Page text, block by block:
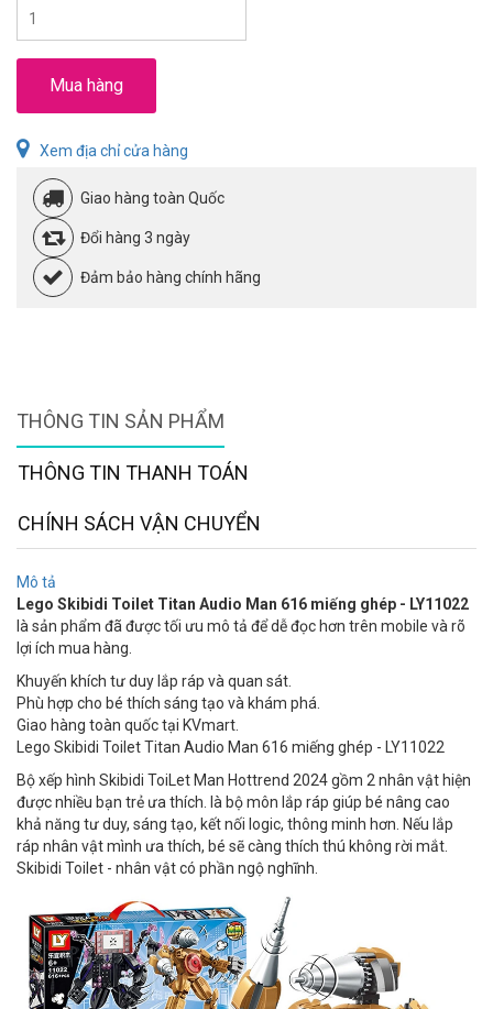
Mua hàng
Xem địa chỉ cửa hàng
Giao hàng toàn Quốc
Đổi hàng 3 ngày
Đảm bảo hàng chính hãng
THÔNG TIN SẢN PHẨM
THÔNG TIN THANH TOÁN
CHÍNH SÁCH VẬN CHUYỂN
Mô tả
Lego Skibidi Toilet Titan Audio Man 616 miếng ghép - LY11022
là sản phẩm đã được tối ưu mô tả để dễ đọc hơn trên mobile và rõ
lợi ích mua hàng.
Khuyến khích tư duy lắp ráp và quan sát.
Phù hợp cho bé thích sáng tạo và khám phá.
Giao hàng toàn quốc tại KVmart.
Lego Skibidi Toilet Titan Audio Man 616 miếng ghép - LY11022
Bộ xếp hình Skibidi ToiLet Man Hottrend 2024 gồm 2 nhân vật hiện
được nhiều bạn trẻ ưa thích. là bộ môn lắp ráp giúp bé nâng cao
khả năng tư duy, sáng tạo, kết nối logic, thông minh hơn. Nếu lắp
ráp nhân vật mình ưa thích, bé sẽ càng thích thú không rời mắt.
Skibidi Toilet - nhân vật có phần ngộ nghĩnh.